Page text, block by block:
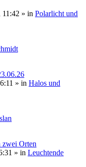
11:42 » in Polarlicht und
» in Halos und
Orten
» in Leuchtende